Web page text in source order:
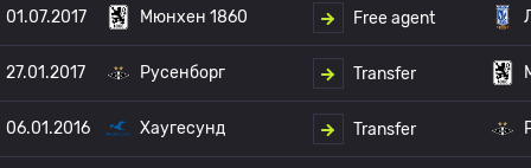
01.07.2017 Мюнхен 1860 Free agent
27.01.2017 Русенборг Transfer
06.01.2016 Хаугесунд Transfer